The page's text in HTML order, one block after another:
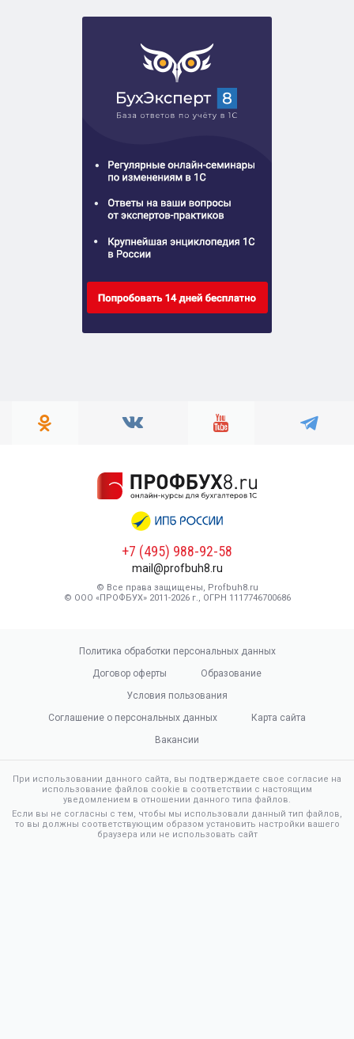
+7 (495) 988-92-58
mail@profbuh8.ru
© Все права защищены, Profbuh8.ru
© ООО «ПРОФБУХ» 2011-2026 г., ОГРН 1117746700686
Политика обработки персональных данных
Договор оферты
Образование
Условия пользования
Соглашение о персональных данных
Карта сайта
Вакансии
При использовании данного сайта, вы подтверждаете свое согласие на
использование файлов cookie в соответствии с настоящим
уведомлением в отношении данного типа файлов.
Если вы не согласны с тем, чтобы мы использовали данный тип файлов,
то вы должны соответствующим образом установить настройки вашего
браузера или не использовать сайт